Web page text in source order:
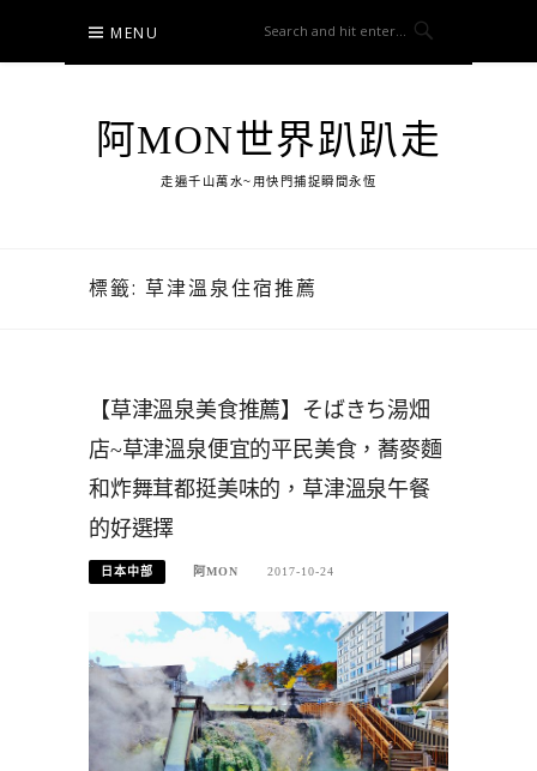
content
MENU
阿MON世界趴趴走
走遍千山萬水~用快門捕捉瞬間永恆
標籤: 草津溫泉住宿推薦
【草津溫泉美食推薦】そばきち湯畑
店~草津溫泉便宜的平民美食，蕎麥麵
和炸舞茸都挺美味的，草津溫泉午餐
的好選擇
日本中部 阿MON 2017-10-24